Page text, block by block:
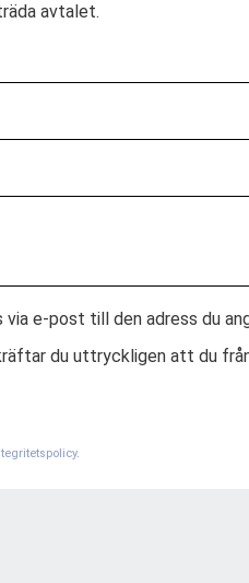
avtalet.
e-post till den adress du
du uttryckligen att du
.